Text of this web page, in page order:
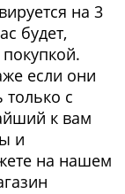
на 3
будет,
если они
только с
к вам
и
на нашем